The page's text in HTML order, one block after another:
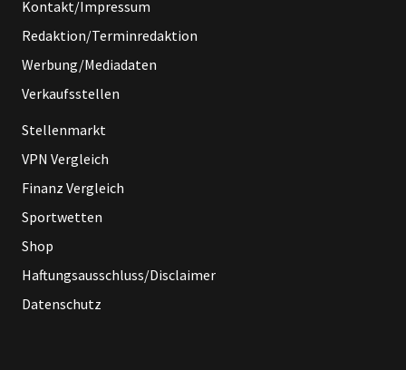
Kontakt/Impressum
Redaktion/Terminredaktion
Werbung/Mediadaten
Verkaufsstellen
Stellenmarkt
VPN Vergleich
Finanz Vergleich
Sportwetten
Shop
Haftungsausschluss/Disclaimer
Datenschutz